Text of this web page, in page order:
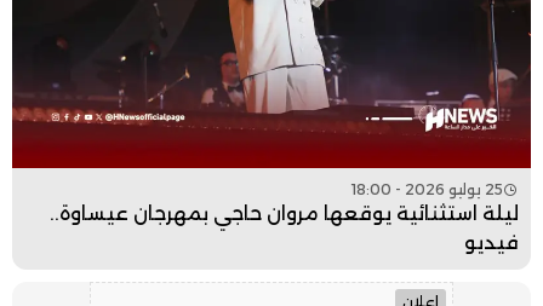
25 يوليو 2026 - 18:00
ليلة استثنائية يوقعها مروان حاجي بمهرجان عيساوة..
فيديو
إعلان